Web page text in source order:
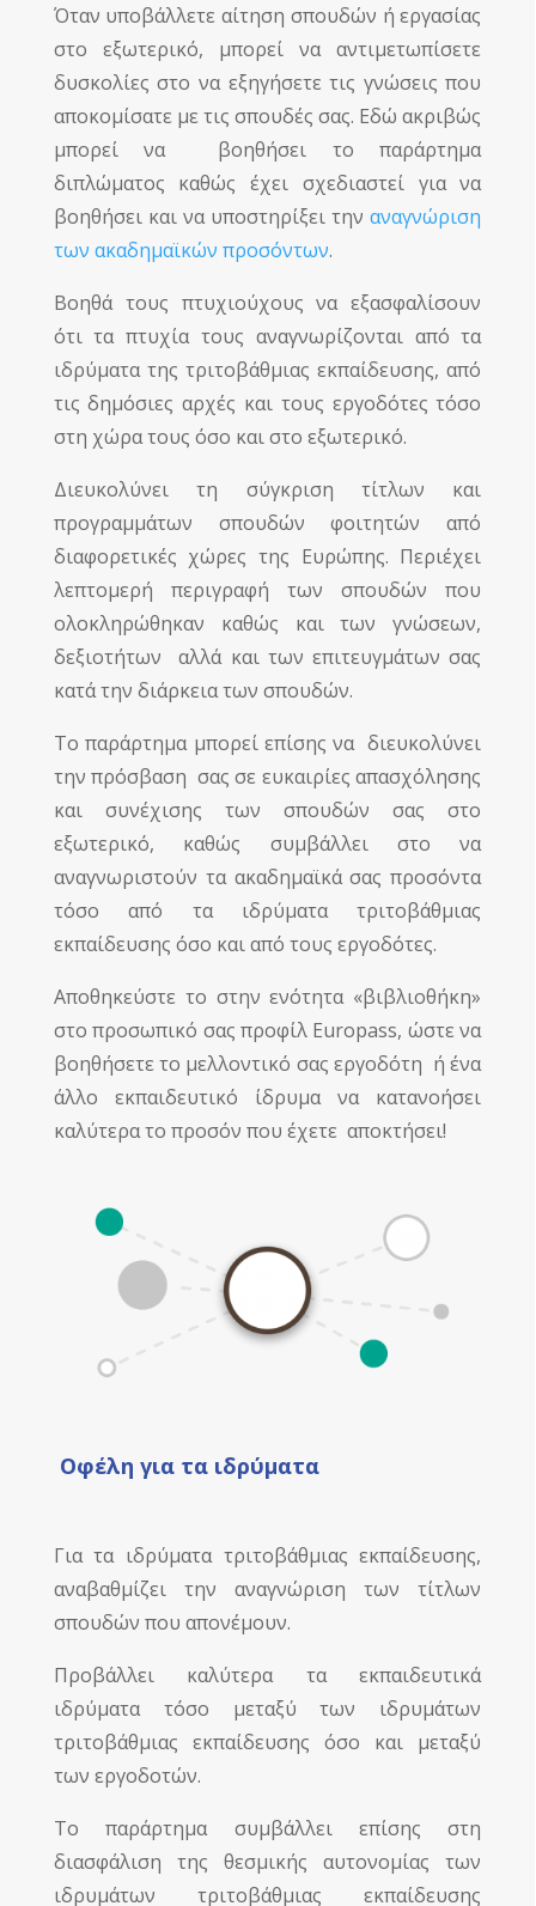
Όταν υποβάλλετε αίτηση σπουδών ή εργασίας
στο εξωτερικό, μπορεί να αντιμετωπίσετε
δυσκολίες στο να εξηγήσετε τις γνώσεις που
αποκομίσατε με τις σπουδές σας. Εδώ ακριβώς
μπορεί να βοηθήσει το παράρτημα
διπλώματος καθώς έχει σχεδιαστεί για να
βοηθήσει καινα υποστηρίξει τηναναγνώριση
των ακαδημαϊκών προσόντων.
Βοηθά τους πτυχιούχους να εξασφαλίσουν
ότι τα πτυχία τους αναγνωρίζονται από τα
ιδρύματα της τριτοβάθμιας εκπαίδευσης, από
τις δημόσιες αρχές και τους εργοδότες τόσο
στη χώρα τους όσο και στο εξωτερικό.
Διευκολύνει τη σύγκριση τίτλων και
προγραμμάτων σπουδών φοιτητών από
διαφορετικές χώρες της Ευρώπης. Περιέχει
λεπτομερή περιγραφή των σπουδών που
ολοκληρώθηκαν καθώς και των γνώσεων,
δεξιοτήτων αλλά και των επιτευγμάτων σας
κατά την διάρκεια των σπουδών.
Το παράρτημα μπορεί επίσης να διευκολύνει
την πρόσβαση σας σε ευκαιρίες απασχόλησης
και συνέχισης των σπουδών σας στο
εξωτερικό, καθώς συμβάλλει στο να
αναγνωριστούν τα ακαδημαϊκά σας προσόντα
τόσο από τα ιδρύματα τριτοβάθμιας
εκπαίδευσης όσο και από τους εργοδότες.
Αποθηκεύστε το στην ενότητα «βιβλιοθήκη»
στο προσωπικό σας προφίλ Europass, ώστε να
βοηθήσετε το μελλοντικό σας εργοδότη ή ένα
άλλο εκπαιδευτικό ίδρυμα να κατανοήσει
καλύτερα το προσόν που έχετε αποκτήσει!
Οφέλη για τα ιδρύματα
Για τα ιδρύματα τριτοβάθμιας εκπαίδευσης,
αναβαθμίζει την αναγνώριση των τίτλων
σπουδών που απονέμουν.
Προβάλλει καλύτερα τα εκπαιδευτικά
ιδρύματα τόσο μεταξύ των ιδρυμάτων
τριτοβάθμιας εκπαίδευσης όσο και μεταξύ
των εργοδοτών.
Το παράρτημα συμβάλλει επίσης στη
διασφάλιση της θεσμικής αυτονομίας των
ιδρυμάτων τριτοβάθμιας εκπαίδευσης